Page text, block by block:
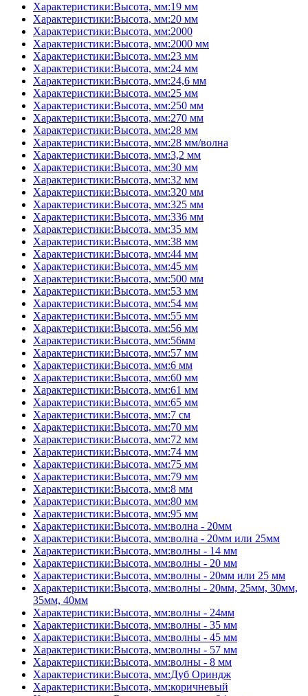
Характеристики:Высота, мм:19 мм
Характеристики:Высота, мм:20 мм
Характеристики:Высота, мм:2000
Характеристики:Высота, мм:2000 мм
Характеристики:Высота, мм:23 мм
Характеристики:Высота, мм:24 мм
Характеристики:Высота, мм:24,6 мм
Характеристики:Высота, мм:25 мм
Характеристики:Высота, мм:250 мм
Характеристики:Высота, мм:270 мм
Характеристики:Высота, мм:28 мм
Характеристики:Высота, мм:28 мм/волна
Характеристики:Высота, мм:3,2 мм
Характеристики:Высота, мм:30 мм
Характеристики:Высота, мм:32 мм
Характеристики:Высота, мм:320 мм
Характеристики:Высота, мм:325 мм
Характеристики:Высота, мм:336 мм
Характеристики:Высота, мм:35 мм
Характеристики:Высота, мм:38 мм
Характеристики:Высота, мм:44 мм
Характеристики:Высота, мм:45 мм
Характеристики:Высота, мм:500 мм
Характеристики:Высота, мм:53 мм
Характеристики:Высота, мм:54 мм
Характеристики:Высота, мм:55 мм
Характеристики:Высота, мм:56 мм
Характеристики:Высота, мм:56мм
Характеристики:Высота, мм:57 мм
Характеристики:Высота, мм:6 мм
Характеристики:Высота, мм:60 мм
Характеристики:Высота, мм:61 мм
Характеристики:Высота, мм:65 мм
Характеристики:Высота, мм:7 см
Характеристики:Высота, мм:70 мм
Характеристики:Высота, мм:72 мм
Характеристики:Высота, мм:74 мм
Характеристики:Высота, мм:75 мм
Характеристики:Высота, мм:79 мм
Характеристики:Высота, мм:8 мм
Характеристики:Высота, мм:80 мм
Характеристики:Высота, мм:95 мм
Характеристики:Высота, мм:волна - 20мм
Характеристики:Высота, мм:волна - 20мм или 25мм
Характеристики:Высота, мм:волны - 14 мм
Характеристики:Высота, мм:волны - 20 мм
Характеристики:Высота, мм:волны - 20мм или 25 мм
Характеристики:Высота, мм:волны - 20мм, 25мм, 30мм,
35мм, 40мм
Характеристики:Высота, мм:волны - 24мм
Характеристики:Высота, мм:волны - 35 мм
Характеристики:Высота, мм:волны - 45 мм
Характеристики:Высота, мм:волны - 57 мм
Характеристики:Высота, мм:волны - 8 мм
Характеристики:Высота, мм:Дуб Ориндж
Характеристики:Высота, мм:коричневый